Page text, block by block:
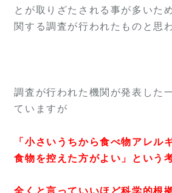
とが取りざたされる事が多いた
関する調査が行われたものと思
調査が行われた機関が発表した
ていますが
「小さいうちから食べ物アレル
食物を控えた方がよい」という
全くと言っていいほど科学的根